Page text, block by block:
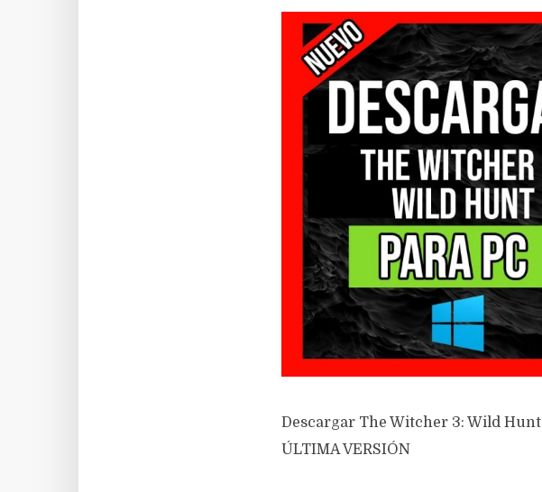
Descargar The Witcher 3: Wild Hunt
ÚLTIMA VERSIÓN